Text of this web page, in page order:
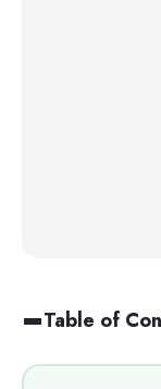
Table of